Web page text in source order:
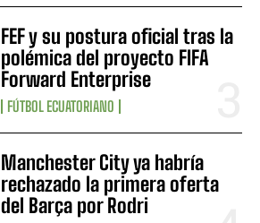
FEF y su postura oficial tras la
polémica del proyecto FIFA
Forward Enterprise
FÚTBOL ECUATORIANO
Manchester City ya habría
rechazado la primera oferta
del Barça por Rodri